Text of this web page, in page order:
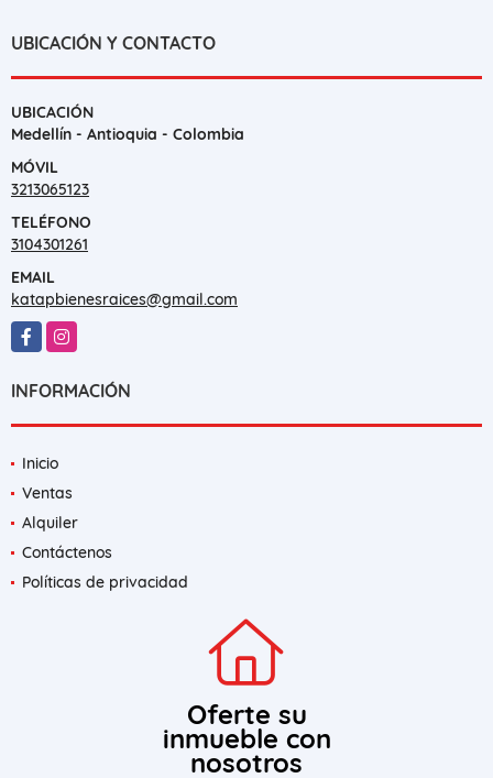
UBICACIÓN Y CONTACTO
UBICACIÓN
Medellín - Antioquia - Colombia
MÓVIL
3213065123
TELÉFONO
3104301261
EMAIL
katapbienesraices@gmail.com
FacebookInstagram
INFORMACIÓN
Inicio
Ventas
Alquiler
Contáctenos
Políticas de privacidad
Oferte su
inmueble con
nosotros